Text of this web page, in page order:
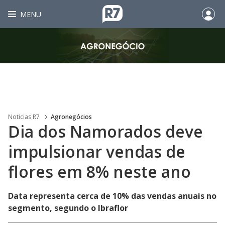
MENU
Noticias R7 Agronegócios
Dia dos Namorados deve
impulsionar vendas de
flores em 8% neste ano
Data representa cerca de 10% das vendas anuais no
segmento, segundo o Ibraflor